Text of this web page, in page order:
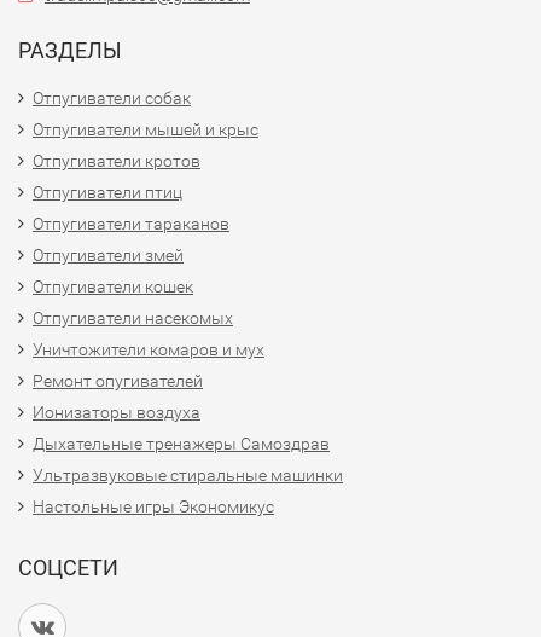
РАЗДЕЛЫ
Отпугиватели собак
Отпугиватели мышей и крыс
Отпугиватели кротов
Отпугиватели птиц
Отпугиватели тараканов
Отпугиватели змей
Отпугиватели кошек
Отпугиватели насекомых
Уничтожители комаров и мух
Ремонт опугивателей
Ионизаторы воздуха
Дыхательные тренажеры Самоздрав
Ультразвуковые стиральные машинки
Настольные игры Экономикус
СОЦСЕТИ